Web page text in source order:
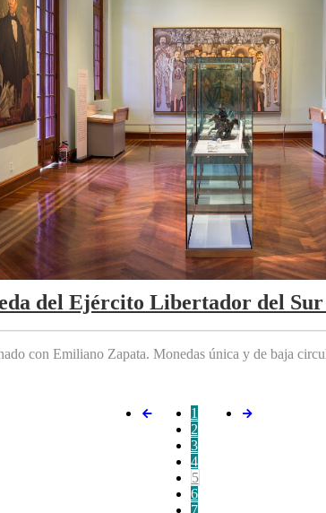
del Ejército Libertador del
con Emiliano Zapata. Monedas única y de baja
1
2
3
4
5
6
7